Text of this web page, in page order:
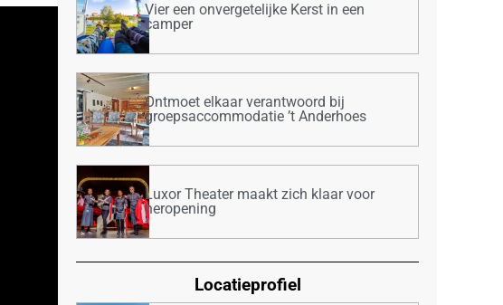
Vier een onvergetelijke Kerst in een
camper
Ontmoet elkaar verantwoord bij
groepsaccommodatie ’t Anderhoes
Luxor Theater maakt zich klaar voor
heropening
Locatieprofiel